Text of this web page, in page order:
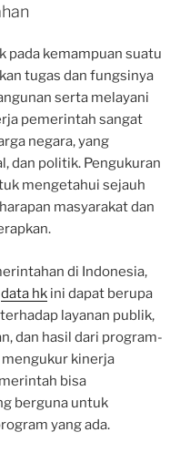
pada kemampuan suatu
tugas dan fungsinya
serta melayani
pemerintah sangat
negara, yang
dan politik. Pengukuran
mengetahui sejauh
masyarakat dan
di Indonesia,
data hk ini dapat berupa
layanan publik,
dan hasil dari program-
kinerja
bisa
berguna untuk
yang ada.